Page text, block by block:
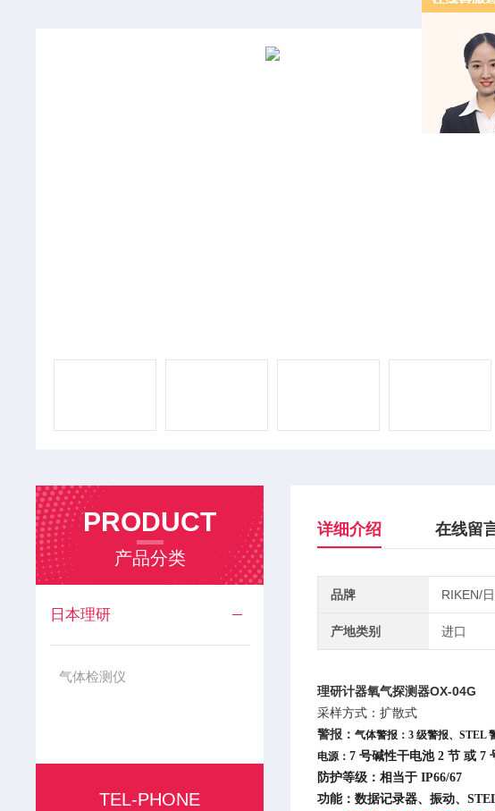
PRODUCT
产品分类
日本理研
气体检测仪
TEL-PHONE
详细介绍 在线留
品牌 RIKEN/
产地类别 进口
理研计器氧气探测器OX-04G
采样方式：扩散式
警报：气体警报：3 级警报、STEL
电源：7 号碱性干电池 2 节 或 7
防护等级：相当于 IP66/67
功能：数据记录器、振动、